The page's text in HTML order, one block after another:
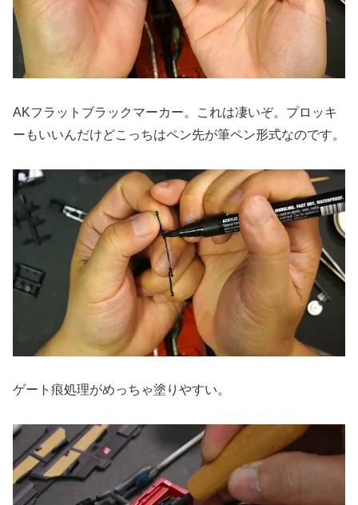
AKフラットブラックマーカー。これは凄いぞ。プロッキ
ーもいいんだけどこっちはペン先が筆ペン形式なのです。
ゲート痕処理がめっちゃ塗りやすい。